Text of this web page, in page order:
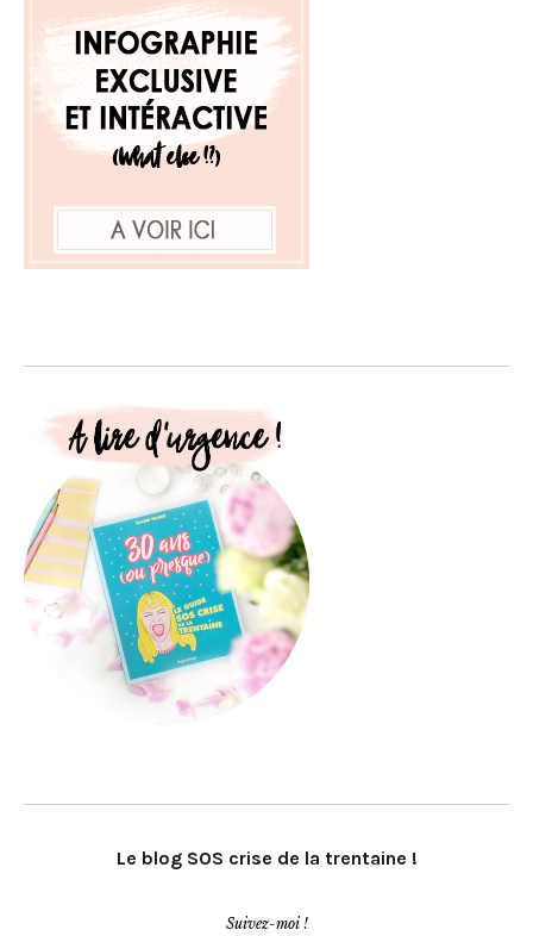
Le blog SOS crise de la trentaine !
Suivez-moi !